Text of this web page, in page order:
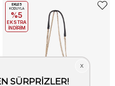
EKLE5
KODUYLA
%5
EKSTRA
İNDİRİM